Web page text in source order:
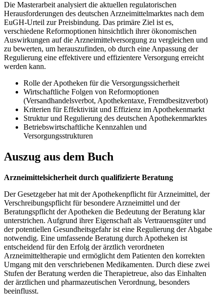
Die Masterarbeit analysiert die aktuellen regulatorischen
Herausforderungen des deutschen Arzneimittelmarktes nach dem
EuGH-Urteil zur Preisbindung. Das primäre Ziel ist es,
verschiedene Reformoptionen hinsichtlich ihrer ökonomischen
Auswirkungen auf die Arzneimittelversorgung zu vergleichen und
zu bewerten, um herauszufinden, ob durch eine Anpassung der
Regulierung eine effektivere und effizientere Versorgung erreicht
werden kann.
Rolle der Apotheken für die Versorgungssicherheit
Wirtschaftliche Folgen von Reformoptionen
(Versandhandelsverbot, Apothekentaxe, Fremdbesitzverbot)
Kriterien für Effektivität und Effizienz im Apothekenmarkt
Struktur und Regulierung des deutschen Apothekenmarktes
Betriebswirtschaftliche Kennzahlen und
Versorgungsstrukturen
Auszug aus dem Buch
Arzneimittelsicherheit durch qualifizierte Beratung
Der Gesetzgeber hat mit der Apothekenpflicht für Arzneimittel, der
Verschreibungspflicht für besondere Arzneimittel und der
Beratungspflicht der Apotheken die Bedeutung der Beratung klar
unterstrichen. Aufgrund ihrer Eigenschaft als Vertrauensgüter und
der potentiellen Gesundheitsgefahr ist eine Regulierung der Abgabe
notwendig. Eine umfassende Beratung durch Apotheken ist
entscheidend für den Erfolg der ärztlich verordneten
Arzneimitteltherapie und ermöglicht dem Patienten den korrekten
Umgang mit den verschriebenen Medikamenten. Durch diese zwei
Stufen der Beratung werden die Therapietreue, also das Einhalten
der ärztlichen und pharmazeutischen Verordnung, besonders
beeinflusst.